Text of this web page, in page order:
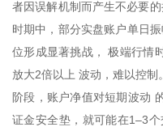
者因误解机制而产生不必要
时期中，部分实盘账户单日
位形成显著挑战， 极端行情
放大2倍以上 波动，难以控
阶段，账户净值对短期波动
证金安全垫，就可能在1–3